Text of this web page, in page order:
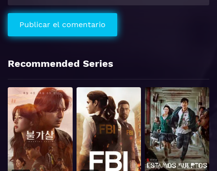
Recommended Series